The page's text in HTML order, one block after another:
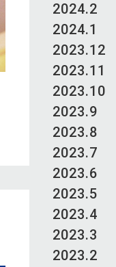
2024.2
2024.1
2023.12
2023.11
2023.10
2023.9
2023.8
2023.7
2023.6
2023.5
2023.4
2023.3
2023.2